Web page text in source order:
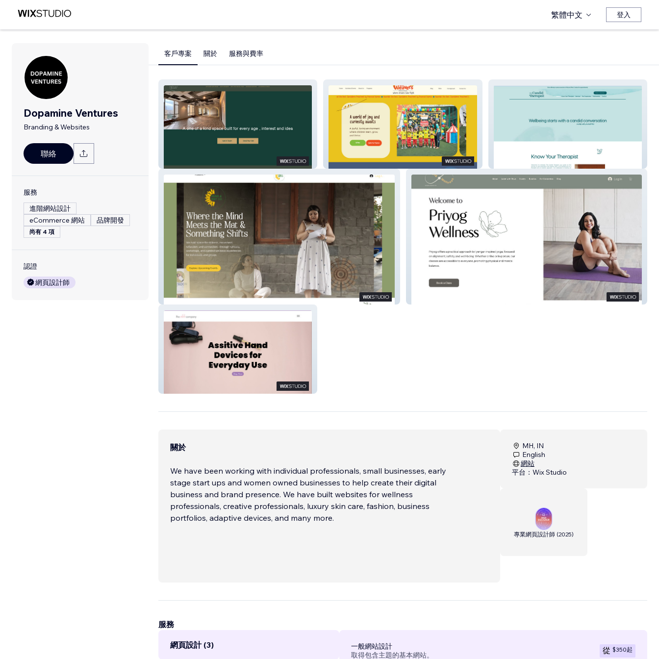
繁體中文 登入
Dopamine Ventures
Branding & Websites
聯絡
服務
進階網站設計
eCommerce 網站
品牌開發
尚有 4 項
認證
網頁設計師
客戶專案 關於 服務與費率
Weavers Preschool The Candid Therapist
Mind & Mat Co.
關於
We have been working with individual professionals, small businesses, early
stage start ups and women owned businesses to help create their digital
business and brand presence. We have built websites for wellness
professionals, creative professionals, luxury skin care, fashion, business
portfolios, adaptive devices, and many more.
MH, IN
English
網站
平台： Wix Studio
專業網頁設計師 (2025)
服務
網頁設計 (3)
一般網站設計
取得包含主題的基本網站。
從 $350起